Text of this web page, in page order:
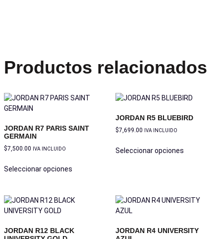
Productos relacionados
JORDAN R7 PARIS SAINT
GERMAIN
$7,500.00 IVA INCLUIDO
Seleccionar opciones
JORDAN R5 BLUEBIRD
$7,699.00 IVA INCLUIDO
Seleccionar opciones
JORDAN R12 BLACK
JORDAN R4 UNIVERSITY